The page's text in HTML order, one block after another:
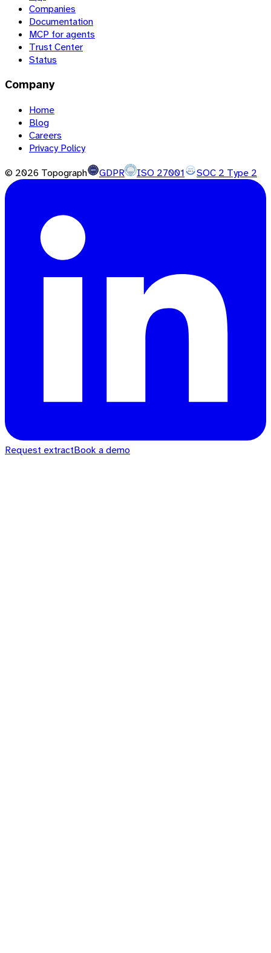
Companies
Documentation
MCP for agents
Trust Center
Status
Company
Home
Blog
Careers
Privacy Policy
© 2026 Topograph GDPR ISO 27001 SOC 2 Type 2
Request extractBook a demo